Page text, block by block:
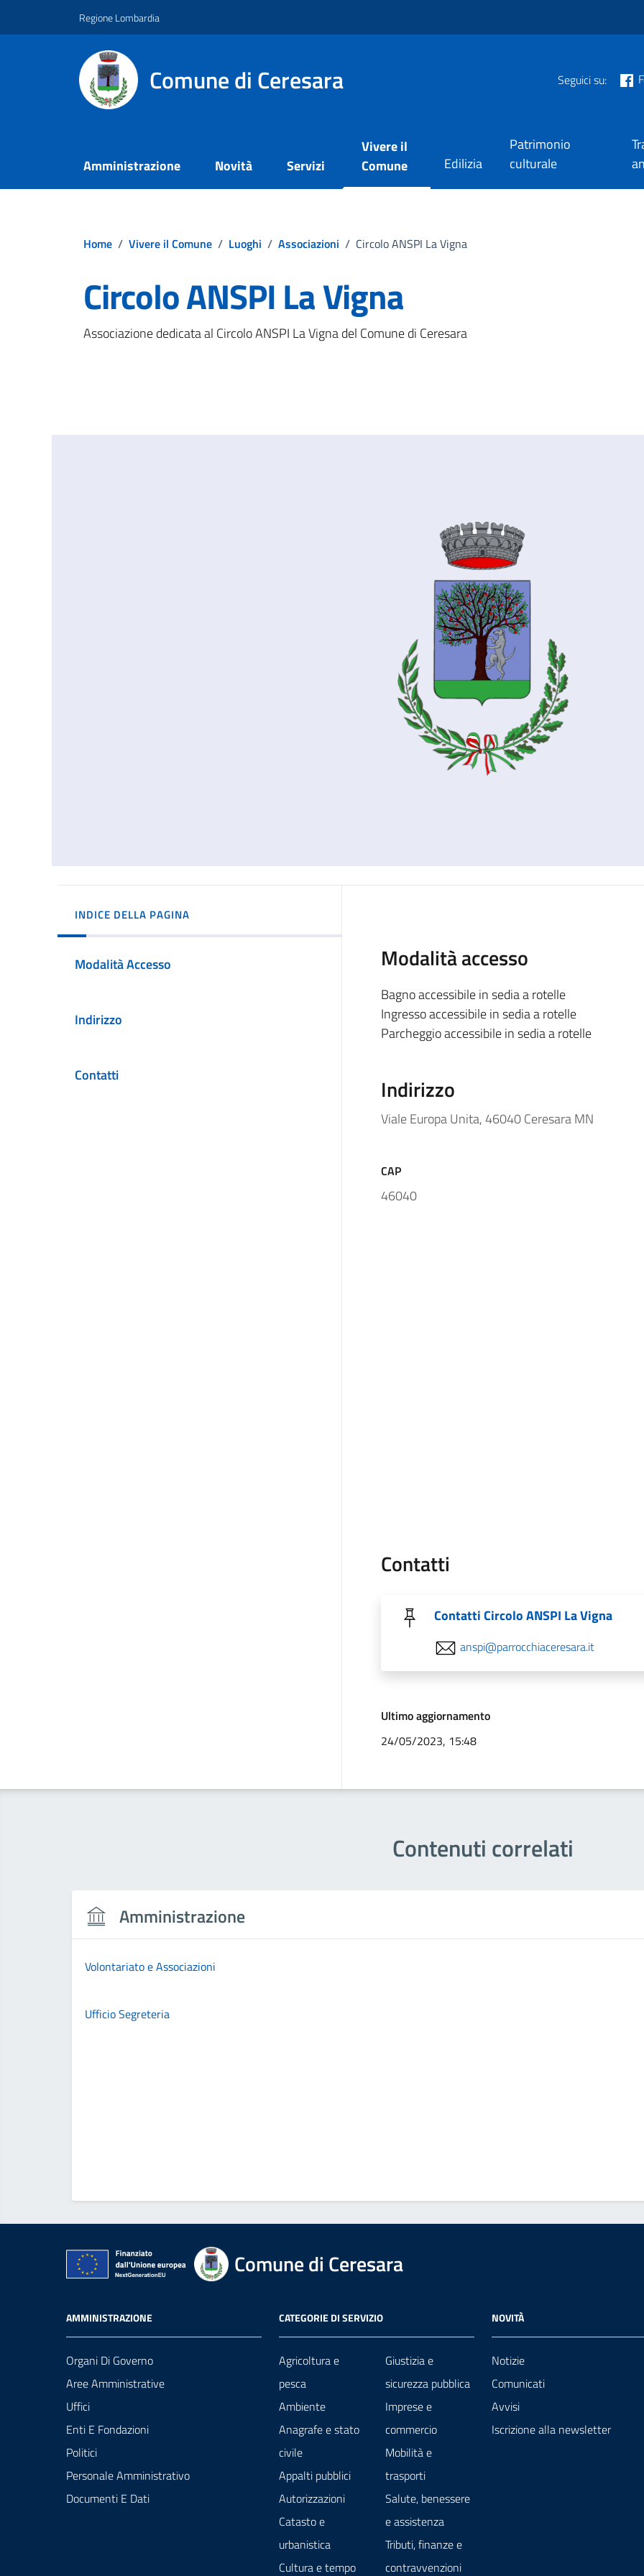
Regione Lombardia
Comune di Ceresara Seguici su:
Amministrazione Novità Servizi
Vivere il
Comune
Edilizia
Patrimonio
culturale
Home / Vivere il Comune / Luoghi / Associazioni / Circolo ANSPI La Vigna
Circolo ANSPI La Vigna
Associazione dedicata al Circolo ANSPI La Vigna del Comune di Ceresara
INDICE DELLA PAGINA
Modalità Accesso
Indirizzo
Contatti
Modalità accesso
Bagno accessibile in sedia a rotelle
Ingresso accessibile in sedia a rotelle
Parcheggio accessibile in sedia a rotelle
Indirizzo
Viale Europa Unita, 46040 Ceresara MN
CAP
46040
Contatti
Contatti Circolo ANSPI La Vigna
anspi@parrocchiaceresara.it
Ultimo aggiornamento
24/05/2023, 15:48
Contenuti correlati
Amministrazione
Volontariato e Associazioni
Ufficio Segreteria
Comune di Ceresara
AMMINISTRAZIONE
Organi Di Governo
Aree Amministrative
Uffici
Enti E Fondazioni
Politici
Personale Amministrativo
Documenti E Dati
CATEGORIE DI SERVIZIO
Agricoltura e
pesca
Ambiente
Anagrafe e stato
civile
Appalti pubblici
Autorizzazioni
Catasto e
urbanistica
Cultura e tempo
Giustizia e
sicurezza pubblica
Imprese e
commercio
Mobilità e
trasporti
Salute, benessere
e assistenza
Tributi, finanze e
contravvenzioni
NOVITÀ
Notizie
Comunicati
Avvisi
Iscrizione alla newsletter